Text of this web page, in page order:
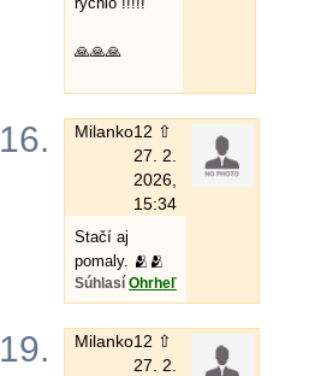
🙏🙏🙏
16. Milanko12 ⇧
27. 2.
2026,
15:34
Stačí aj
pomaly. 🫂🫂
Súhlasí Ohrheľ
19. Milanko12 ⇧
27. 2.